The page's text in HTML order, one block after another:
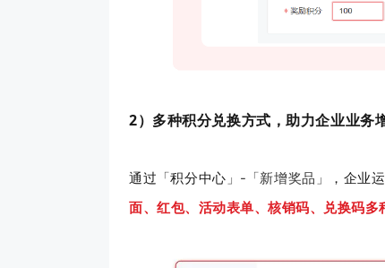
2） 多种积分兑换方式，助力企业业务
通过 「积分中心 」-「新增奖品 」 ，企业
面、红包、活动表单、核销码、兑换码多